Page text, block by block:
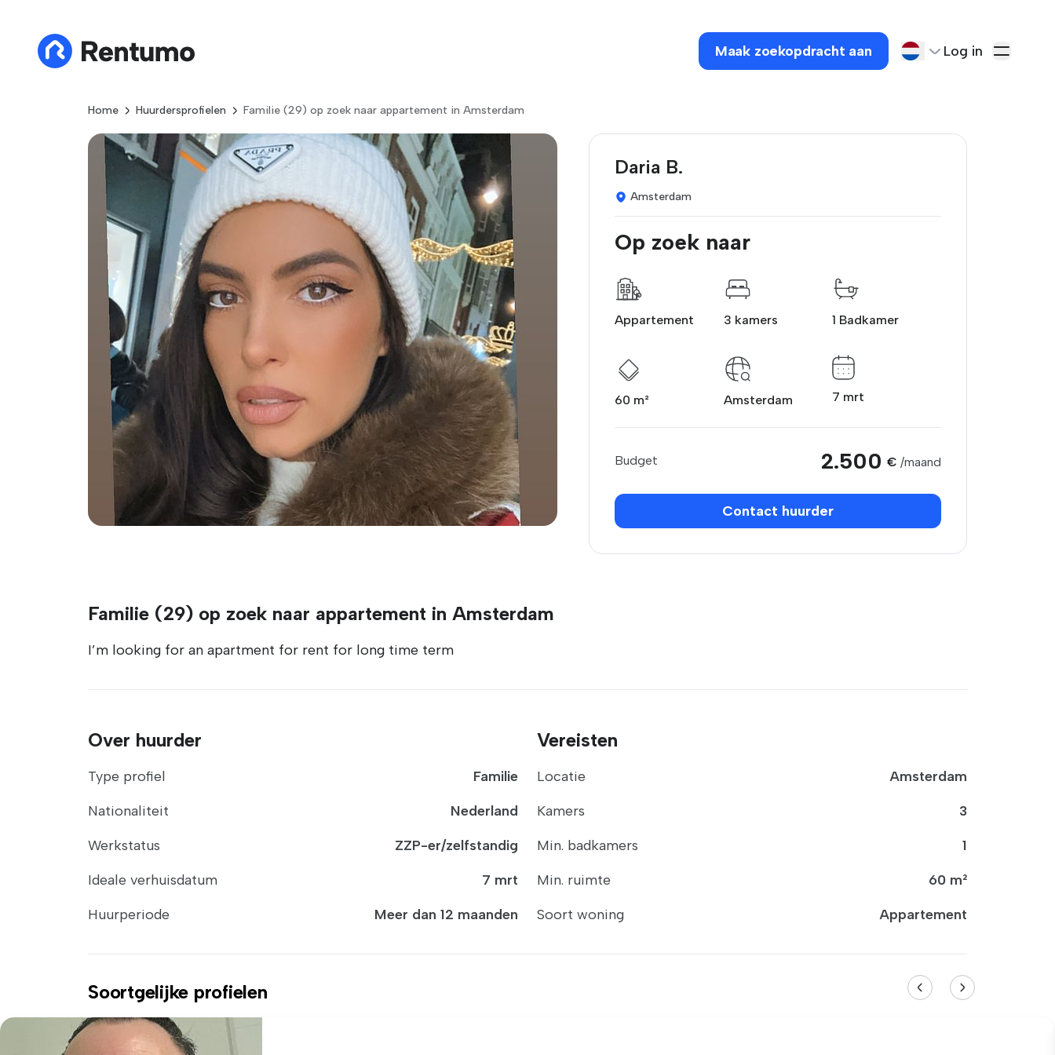
Maak zoekopdracht aan Log in
Home Huurdersprofielen Familie (29) op zoek naar appartement in Amsterdam
Daria B.
Amsterdam
Op zoek naar
Appartement 3 kamers 1 Badkamer
60 m² Amsterdam 7 mrt
Budget 2.500 € /maand
Contact huurder
Familie (29) op zoek naar appartement in Amsterdam
I’m looking for an apartment for rent for long time term
Over huurder
Type profiel
Familie
Nationaliteit
Nederland
Werkstatus
ZZP-er/zelfstandig
Ideale verhuisdatum
7 mrt
Huurperiode
Meer dan 12 maanden
Vereisten
Locatie
Amsterdam
Kamers
3
Min. badkamers
1
Min. ruimte
60 m²
Soort woning
Appartement
Soortgelijke profielen